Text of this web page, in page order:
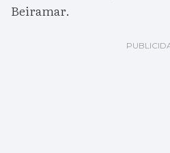
Beiramar.